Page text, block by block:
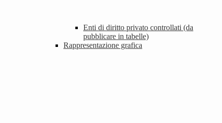
Enti di diritto privato controllati (da
pubblicare in tabelle)
Rappresentazione grafica